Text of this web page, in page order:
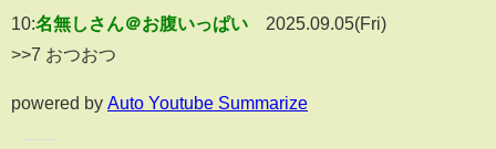
10:名無しさん＠お腹いっぱい
2025.09.05(Fri)
>>7 おつおつ
powered by Auto Youtube Summarize